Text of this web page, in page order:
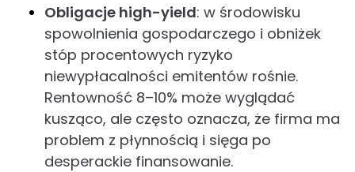
Obligacje high-yield: w środowisku
spowolnienia gospodarczego i obniżek
stóp procentowych ryzyko
niewypłacalności emitentów rośnie.
Rentowność 8–10% może wyglądać
kusząco, ale często oznacza, że firma ma
problem z płynnością i sięga po
desperackie finansowanie.